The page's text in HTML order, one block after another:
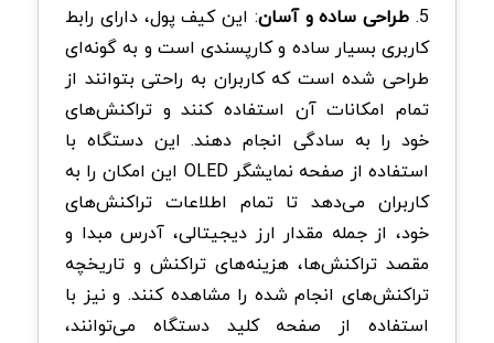
5. طراحی ساده و آسان: این کیف پول، دارای رابط‌
کاربری بسیار ساده و کارپسندی است و به گونه‌ای
طراحی شده است که کاربران به راحتی بتوانند از
تمام امکانات آن استفاده کنند و تراکنش‌های
خود را به سادگی انجام دهند. این دستگاه با
استفاده از صفحه نمایشگر OLED این امکان را به
کاربران می‌دهد تا تمام اطلاعات تراکنش‌‌های
خود، از جمله مقدار ارز دیجیتالی، آدرس مبدا و
مقصد تراکنش‌ها، هزینه‌های تراکنش و تاریخچه
تراکنش‌های انجام شده را مشاهده کنند. و نیز با
استفاده از صفحه کلید دستگاه می‌توانند،